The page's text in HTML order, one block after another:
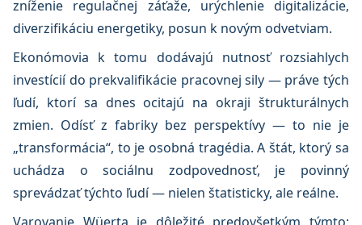
zníženie regulačnej záťaže, urýchlenie digitalizácie,
diverzifikáciu energetiky, posun k novým odvetviam.
Ekonómovia k tomu dodávajú nutnosť rozsiahlych
investícií do prekvalifikácie pracovnej sily — práve tých
ľudí, ktorí sa dnes ocitajú na okraji štrukturálnych
zmien. Odísť z fabriky bez perspektívy — to nie je
„transformácia“, to je osobná tragédia. A štát, ktorý sa
uchádza o sociálnu zodpovednosť, je povinný
sprevádzať týchto ľudí — nielen štatisticky, ale reálne.